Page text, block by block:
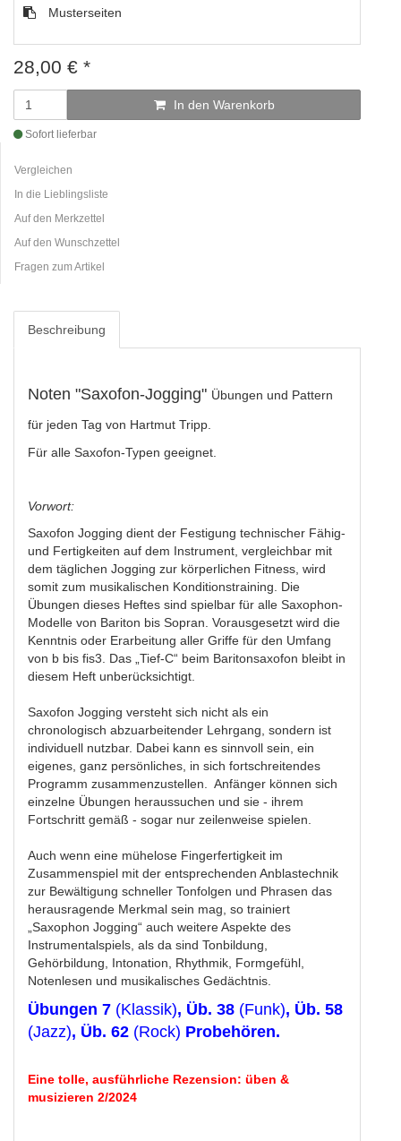
Musterseiten
28,00 € *
In den Warenkorb
Sofort lieferbar
Vergleichen
In die Lieblingsliste
Auf den Merkzettel
Auf den Wunschzettel
Fragen zum Artikel
Beschreibung
Noten "Saxofon-Jogging" Übungen und Pattern
für jeden Tag von Hartmut Tripp.
Für alle Saxofon-Typen geeignet.
Vorwort:
Saxofon Jogging dient der Festigung technischer Fähig-
und Fertigkeiten auf dem Instrument, vergleichbar mit
dem täglichen Jogging zur körperlichen Fitness, wird
somit zum musikalischen Konditionstraining. Die
Übungen dieses Heftes sind spielbar für alle Saxophon-
Modelle von Bariton bis Sopran. Vorausgesetzt wird die
Kenntnis oder Erarbeitung aller Griffe für den Umfang
von b bis fis3. Das „Tief-C“ beim Baritonsaxofon bleibt in
diesem Heft unberücksichtigt.
Saxofon Jogging versteht sich nicht als ein
chronologisch abzuarbeitender Lehrgang, sondern ist
individuell nutzbar. Dabei kann es sinnvoll sein, ein
eigenes, ganz persönliches, in sich fortschreitendes
Programm zusammenzustellen. Anfänger können sich
einzelne Übungen heraussuchen und sie - ihrem
Fortschritt gemäß - sogar nur zeilenweise spielen.
Auch wenn eine mühelose Fingerfertigkeit im
Zusammenspiel mit der entsprechenden Anblastechnik
zur Bewältigung schneller Tonfolgen und Phrasen das
herausragende Merkmal sein mag, so trainiert
„Saxophon Jogging“ auch weitere Aspekte des
Instrumentalspiels, als da sind Tonbildung,
Gehörbildung, Intonation, Rhythmik, Formgefühl,
Notenlesen und musikalisches Gedächtnis.
Übungen 7 (Klassik), Üb. 38 (Funk), Üb. 58
(Jazz), Üb. 62 (Rock) Probehören.
Eine tolle, ausführliche Rezension: üben &
musizieren 2/2024